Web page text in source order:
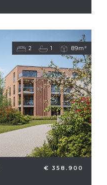
2 1 89m²
€ 358.900